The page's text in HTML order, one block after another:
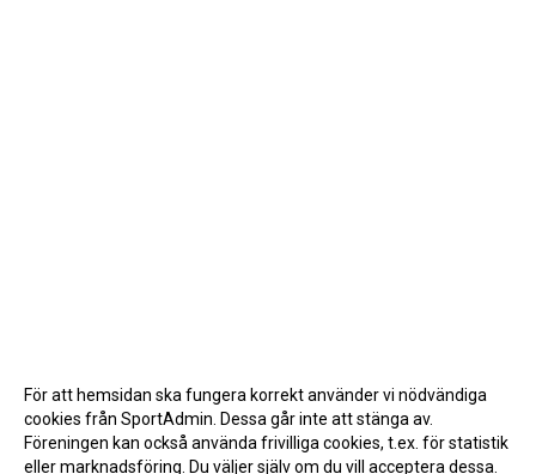
För att hemsidan ska fungera korrekt använder vi nödvändiga
cookies från SportAdmin. Dessa går inte att stänga av.
Föreningen kan också använda frivilliga cookies, t.ex. för statistik
eller marknadsföring. Du väljer själv om du vill acceptera dessa.